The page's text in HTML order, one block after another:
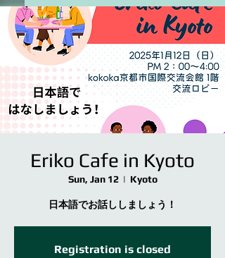
Eriko Cafe in Kyoto
Sun, Jan 12
  |
Kyoto
日本語でお話ししましょう！
Registration is closed